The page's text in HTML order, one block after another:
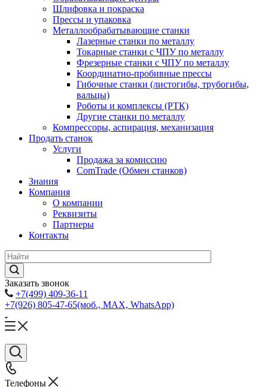
Шлифовка и покраска
Прессы и упаковка
Металлообрабатывающие станки
Лазерные станки по металлу
Токарные станки с ЧПУ по металлу
Фрезерные станки с ЧПУ по металлу
Координатно-пробивные прессы
Гибочные станки (листогибы, трубогибы,
вальцы)
Роботы и комплексы (РТК)
Другие станки по металлу
Компрессоры, аспирация, механизация
Продать станок
Услуги
Продажа за комиссию
ComTrade (Обмен станков)
Знания
Компания
О компании
Реквизиты
Партнеры
Контакты
Заказать звонок
+7(499) 409-36-11
+7(926) 805-47-65(моб., MAX, WhatsApp)
Телефоны